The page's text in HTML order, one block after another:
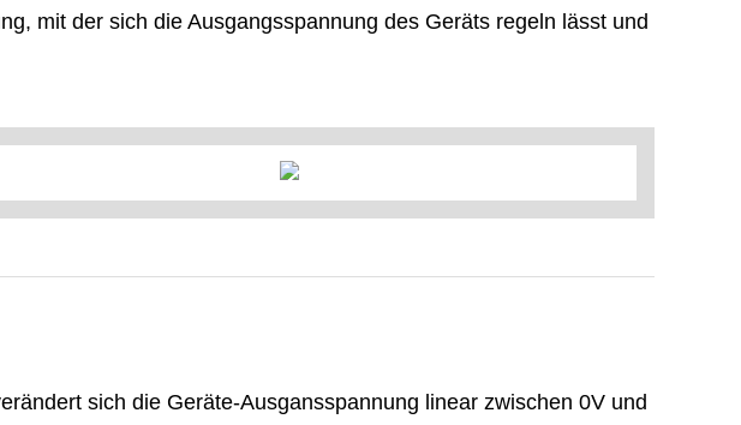
mit der sich die Ausgangsspannung des Geräts regeln lässt und
sich die Geräte-Ausgansspannung linear zwischen 0V und